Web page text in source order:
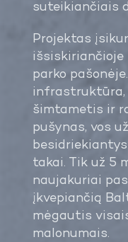
suteikiančiais
Projektas
išsiskiriančioje
parko
infrastruktūra,
šimtametis ir
pušynas, vos
takai. Tik už 5
naujakuriai
įkvepiančią
mėgautis
malonumais.